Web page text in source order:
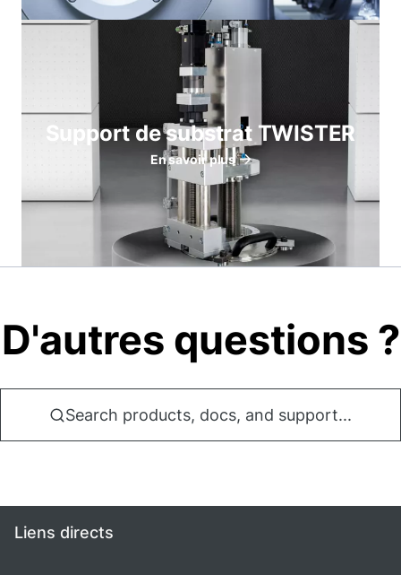
Support de substrat TWISTER
En savoir plus
D'autres questions ?
Search products, docs, and support...
Liens directs